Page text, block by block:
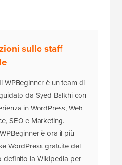
sullo staff
WPBeginner è un team di
da Syed Balkhi con
in WordPress, Web
SEO e Marketing.
è ora il più
WordPress gratuite del
definito la Wikipedia per